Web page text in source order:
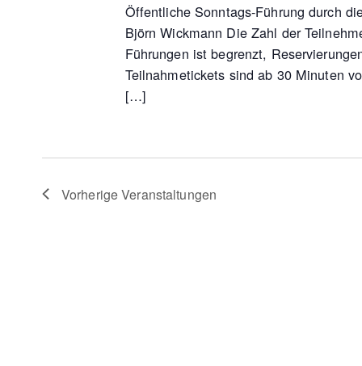
Öffentliche Sonntags-Führung durch
Björn Wickmann Die Zahl der
Führungen ist begrenzt,
Teilnahmetickets sind ab 30 Minuten
[…]
VorherigeVeranstaltungen